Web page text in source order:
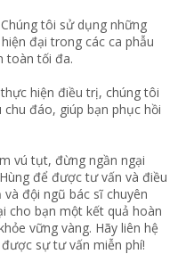
tôi sử dụng những
đại trong các ca phẫu
toàn tối đa.
hiện điều trị, chúng tôi
đáo, giúp bạn phục hồi
vú tụt, đừng ngần ngại
để được tư vấn và điều
đội ngũ bác sĩ chuyên
cho bạn một kết quả hoàn
vững vàng. Hãy liên hệ
sự tư vấn miễn phí!